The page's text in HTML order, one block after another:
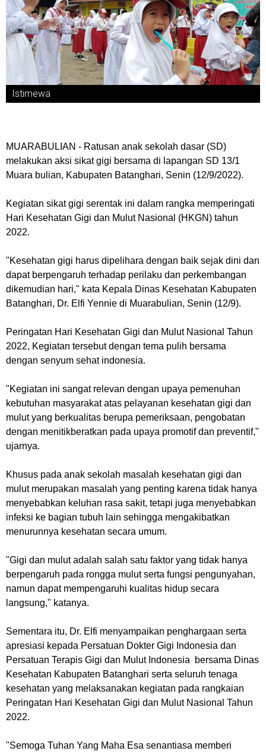
Istimewa
MUARABULIAN - Ratusan anak sekolah dasar (SD)
melakukan aksi sikat gigi bersama di lapangan SD 13/1
Muara bulian, Kabupaten Batanghari, Senin (12/9/2022).
Kegiatan sikat gigi serentak ini dalam rangka memperingati
Hari Kesehatan Gigi dan Mulut Nasional (HKGN) tahun
2022.
"Kesehatan gigi harus dipelihara dengan baik sejak dini dan
dapat berpengaruh terhadap perilaku dan perkembangan
dikemudian hari," kata Kepala Dinas Kesehatan Kabupaten
Batanghari, Dr. Elfi Yennie di Muarabulian, Senin (12/9).
Peringatan Hari Kesehatan Gigi dan Mulut Nasional Tahun
2022, Kegiatan tersebut dengan tema pulih bersama
dengan senyum sehat indonesia.
"Kegiatan ini sangat relevan dengan upaya pemenuhan
kebutuhan masyarakat atas pelayanan kesehatan gigi dan
mulut yang berkualitas berupa pemeriksaan, pengobatan
dengan menitikberatkan pada upaya promotif dan preventif,"
ujarnya.
Khusus pada anak sekolah masalah kesehatan gigi dan
mulut merupakan masalah yang penting karena tidak hanya
menyebabkan keluhan rasa sakit, tetapi juga menyebabkan
infeksi ke bagian tubuh lain sehingga mengakibatkan
menurunnya kesehatan secara umum.
"Gigi dan mulut adalah salah satu faktor yang tidak hanya
berpengaruh pada rongga mulut serta fungsi pengunyahan,
namun dapat mempengaruhi kualitas hidup secara
langsung," katanya.
Sementara itu, Dr. Elfi menyampaikan penghargaan serta
apresiasi kepada Persatuan Dokter Gigi Indonesia dan
Persatuan Terapis Gigi dan Mulut Indonesia bersama Dinas
Kesehatan Kabupaten Batanghari serta seluruh tenaga
kesehatan yang melaksanakan kegiatan pada rangkaian
Peringatan Hari Kesehatan Gigi dan Mulut Nasional Tahun
2022.
"Semoga Tuhan Yang Maha Esa senantiasa memberi